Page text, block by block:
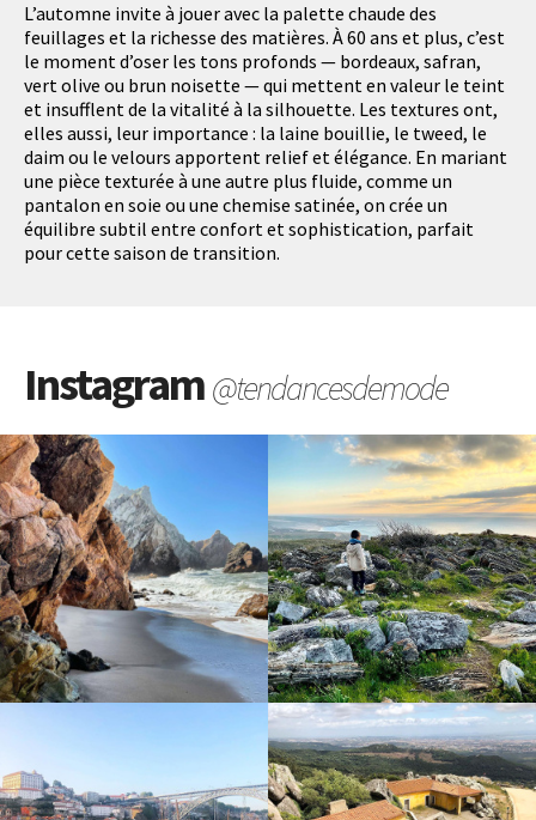
L’automne invite à jouer avec la palette chaude des
feuillages et la richesse des matières. À 60 ans et plus, c’est
le moment d’oser les tons profonds — bordeaux, safran,
vert olive ou brun noisette — qui mettent en valeur le teint
et insufflent de la vitalité à la silhouette. Les textures ont,
elles aussi, leur importance : la laine bouillie, le tweed, le
daim ou le velours apportent relief et élégance. En mariant
une pièce texturée à une autre plus fluide, comme un
pantalon en soie ou une chemise satinée, on crée un
équilibre subtil entre confort et sophistication, parfait
pour cette saison de transition.
Instagram@tendancesdemode